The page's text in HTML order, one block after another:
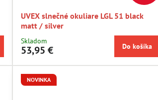
UVEX slnečné okuliare LGL 51 black
matt / silver
Skladom
53,95 € Do košíka
NOVINKA